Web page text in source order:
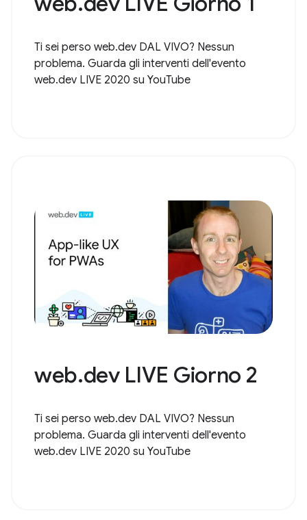
Ti sei perso web.dev DAL VIVO? Nessun
problema. Guarda gli interventi dell'evento
web.dev LIVE 2020 su YouTube
web.dev LIVE Giorno 2
Ti sei perso web.dev DAL VIVO? Nessun
problema. Guarda gli interventi dell'evento
web.dev LIVE 2020 su YouTube